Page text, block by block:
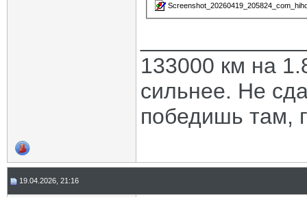
133000 км на
сильнее. Не
победишь там,
19.04.2026, 21:16